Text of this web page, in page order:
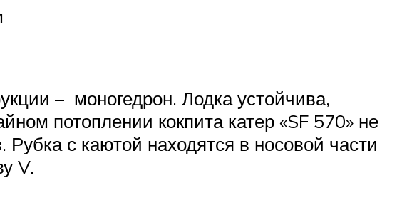
– моногедрон. Лодка устойчива,
потоплении кокпита катер «SF 570» не
с каютой находятся в носовой части
V.